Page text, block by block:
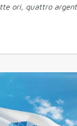
ori, quattro